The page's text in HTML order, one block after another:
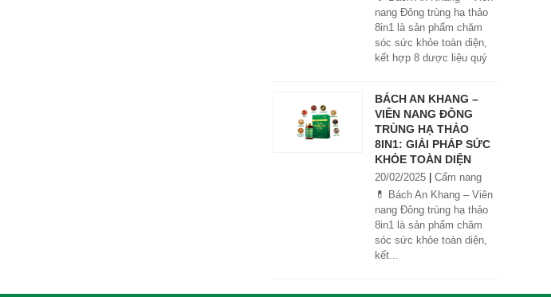
nang Đông trùng hạ thảo
8in1 là sản phẩm chăm
sóc sức khỏe toàn diện,
kết hợp 8 dược liệu quý
ngủ ngon, giảm mệt mỏi.
Sản phẩm được sản xuất
tại nhà máy đạt chuẩn
GMP, sử dụng công nghệ
cao khô đậm đặc gấp 10
lần, giúp hấp thu nhanh và
hiệu quả hơn.
BÁCH AN KHANG –
VIÊN NANG ĐÔNG
TRÙNG HẠ THẢO
8IN1: GIẢI PHÁP SỨC
KHỎE TOÀN DIỆN
20/02/2025
Cẩm nang
💊 Bách An Khang – Viên
nang Đông trùng hạ thảo
8in1 là sản phẩm chăm
sóc sức khỏe toàn diện,
kết...